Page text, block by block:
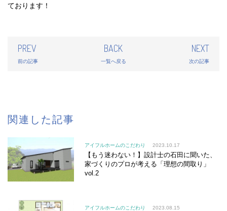
ております！
PREV
前の記事
BACK
一覧へ戻る
NEXT
次の記事
関連した記事
アイフルホームのこだわり 2023.10.17
【もう迷わない！】設計士の石田に聞いた、
家づくりのプロが考える「理想の間取り」
vol.2
アイフルホームのこだわり 2023.08.15